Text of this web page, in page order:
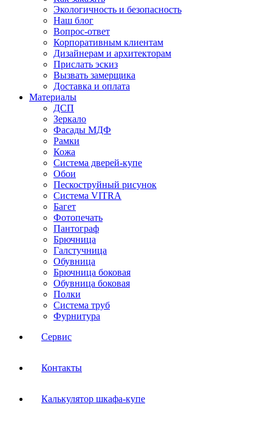
Экологичность и безопасность
Наш блог
Вопрос-ответ
Корпоративным клиентам
Дизайнерам и архитекторам
Прислать эскиз
Вызвать замерщика
Доставка и оплата
Материалы
ДСП
Зеркало
Фасады МДФ
Рамки
Кожа
Система дверей-купе
Обои
Пескоструйный рисунок
Система VITRA
Багет
Фотопечать
Пантограф
Брючница
Галстучница
Обувница
Брючница боковая
Обувница боковая
Полки
Система труб
Фурнитура
Сервис
Контакты
Калькулятор шкафа-купе